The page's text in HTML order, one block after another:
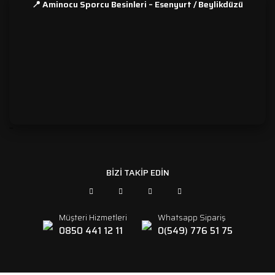
📍 Aminocu Sporcu Besinleri – Esenyurt / Beylikdüzü
BİZİ TAKİP EDİN
Müşteri Hizmetleri
0850 441 12 11
Whatsapp Sipariş
0(549) 776 51 75